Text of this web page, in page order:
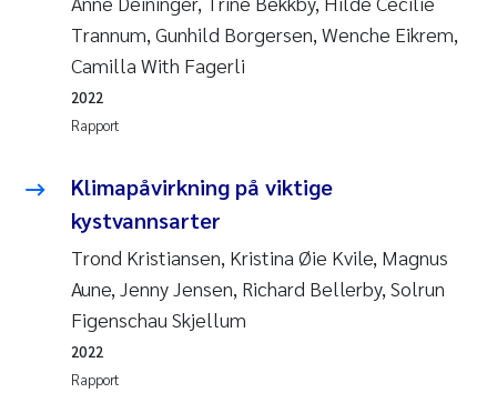
Trannum, Gunhild Borgersen, Wenche Eikrem,
Camilla With Fagerli
Rapport
2022
Klimapåvirkning på viktige
kystvannsarter
Trond Kristiansen, Kristina Øie Kvile, Magnus
Aune, Jenny Jensen, Richard Bellerby, Solrun
Figenschau Skjellum
Rapport
2022